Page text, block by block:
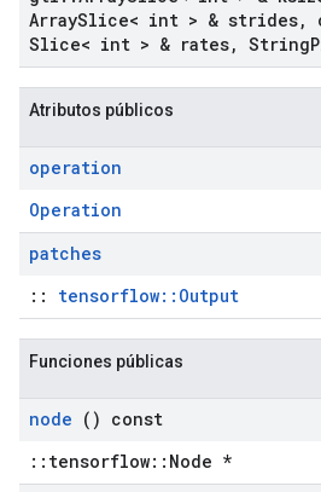
ArraySlice< int > & strides,
Slice< int > & rates, String
Atributos públicos
operation
Operation
patches
:: tensorflow::Output
Funciones públicas
node () const
::tensorflow::Node *